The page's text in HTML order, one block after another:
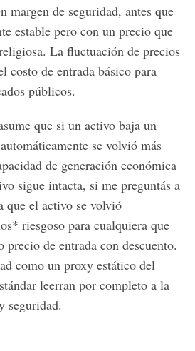
margen de seguridad, antes que
estable pero con un precio que
La fluctuación de precios
costo de entrada básico para
públicos.
que si un activo baja un
se volvió más
de generación económica
sigue intacta, si me preguntás a
que el activo se volvió
riesgoso para cualquiera que
precio de entrada con descuento.
como un proxy estático del
leerran por completo a la
seguridad.